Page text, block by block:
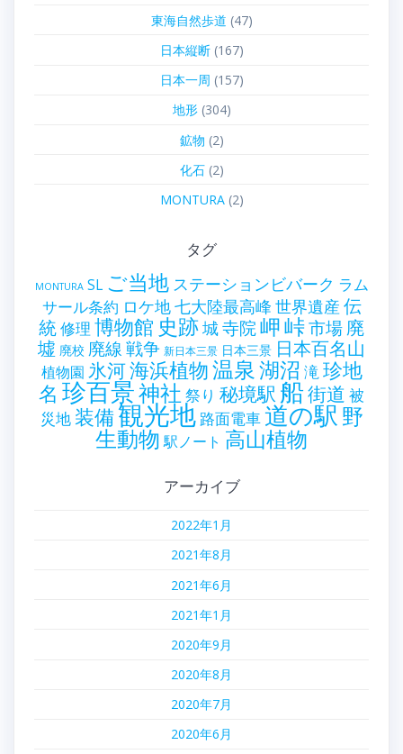
東海自然歩道 (47)
日本縦断(167)
日本一周 (157)
地形(304)
鉱物 (2)
化石(2)
MONTURA(2)
タグ
MONTURA SL ご当地 ステーションビバーク ラム
サール条約 ロケ地七大陸最高峰 世界遺産 伝
統修理 博物館 史跡城寺院岬峠市場 廃
墟 廃校 廃線戦争 新日本三景 日本三景 日本百名山
植物園 氷河海浜植物温泉湖沼 滝 珍地
名 珍百景神社 祭り 秘境駅 船街道 被
災地 装備観光地 路面電車道の駅 野
生動物 駅ノート 高山植物
アーカイブ
2022年1月
2021年8月
2021年6月
2021年1月
2020年9月
2020年8月
2020年7月
2020年6月